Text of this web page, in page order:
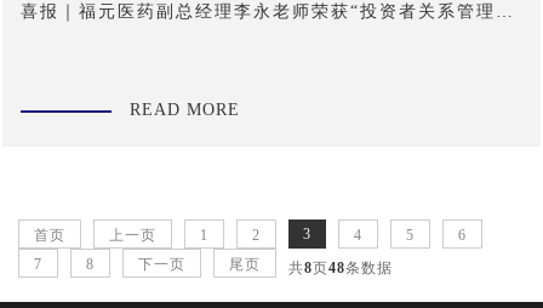
喜报｜福元医药副总经理李永老师荣获“投资者关系管理杰
READ MORE
首页 上一页 1 2 3 4 5
6
7
8 下一页 尾页 共8页48条数据